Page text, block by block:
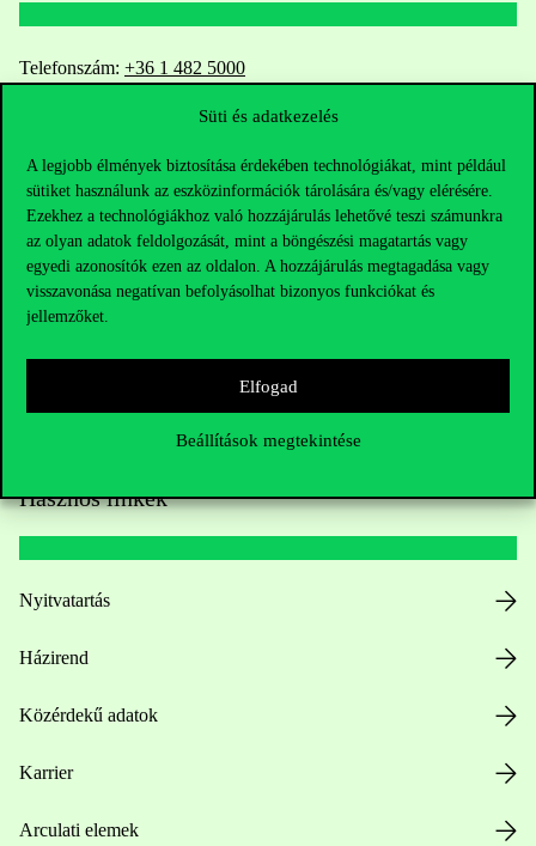
Süti és adatkezelés
A legjobb élmények biztosítása érdekében technológiákat, mint például
sütiket használunk az eszközinformációk tárolására és/vagy elérésére.
Ezekhez a technológiákhoz való hozzájárulás lehetővé teszi számunkra
az olyan adatok feldolgozását, mint a böngészési magatartás vagy
egyedi azonosítók ezen az oldalon. A hozzájárulás megtagadása vagy
visszavonása negatívan befolyásolhat bizonyos funkciókat és
jellemzőket.
Elfogad
Beállítások megtekintése
Telefonszám: +36 1 482 5000
Kérdésed van a felvételivel kapcsolatban?
Oktatói elérhetőségek
HUB jelenlegi hallgatóinknak
Sajtó:press@uni-corvinus.hu
Hasznos linkek
Nyitvatartás
Házirend
Közérdekű adatok
Karrier
Arculati elemek